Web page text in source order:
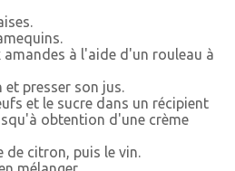
amandes à l'aide d'un rouleau à
et presser son jus.
et le sucre dans un récipient
obtention d'une crème
de citron, puis le vin.